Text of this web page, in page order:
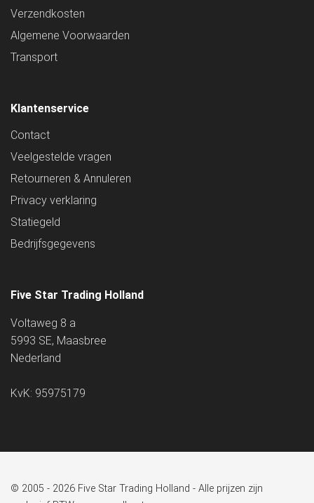
Verzendkosten
Algemene Voorwaarden
Transport
Klantenservice
Contact
Veelgestelde vragen
Retourneren & Annuleren
Privacy verklaring
Statiegeld
Bedrijfsgegevens
Five Star Trading Holland
Voltaweg 8 a
5993 SE, Maasbree
Nederland
KvK: 95975179
© 2005 - 2026 Five Star Trading Holland - Alle prijzen zijn